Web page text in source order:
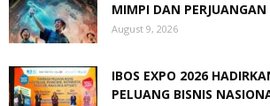
MIMPI DAN PERJUANGAN
August 9, 2026
IBOS EXPO 2026
PELUANG BISNIS